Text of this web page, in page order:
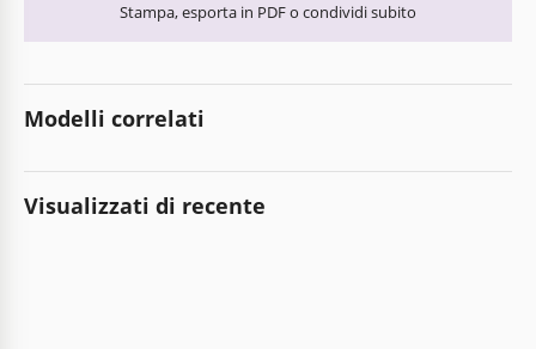
Stampa, esporta in PDF o condividi subito
Modelli correlati
Visualizzati di recente